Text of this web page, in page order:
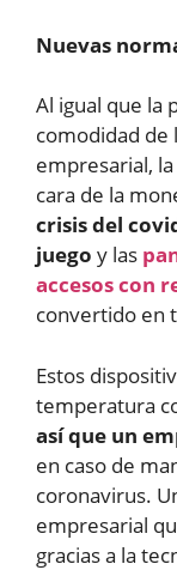
Nuevas
Al igual que la
comodidad de
empresarial,
cara de la
crisis del
juego y las
accesos con
convertido en
Estos
temperatura
así que un
en caso de
coronavirus.
empresarial
gracias a la